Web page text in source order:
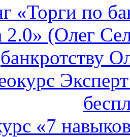
«Торги по
2.0» (Олег
банкротству
«7